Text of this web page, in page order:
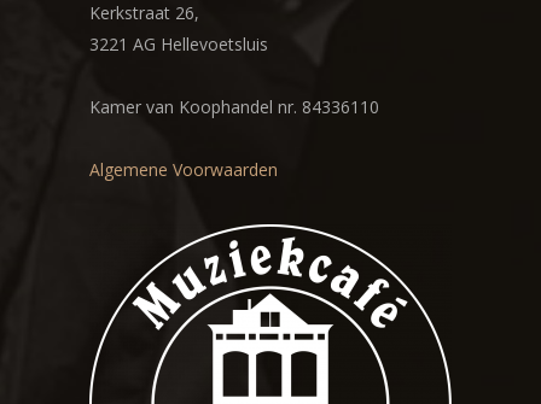
Kerkstraat 26,
3221 AG Hellevoetsluis
Kamer van Koophandel nr. 84336110
Algemene Voorwaarden